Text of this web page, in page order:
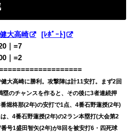
健大高崎
[ﾚﾎﾟｰﾄ]
｜=7
｜=2
大高崎に勝利。攻撃陣は計11安打。まず2回
のチャンスを作ると、その後に3者連続押
堀柊那(2年)の安打で1点、4番石野蓮授(2年)
、4番石野蓮授(2年)の2ラン本塁打(大会第2
号1盛田智矢(2年)が8回を被安打6・四死球